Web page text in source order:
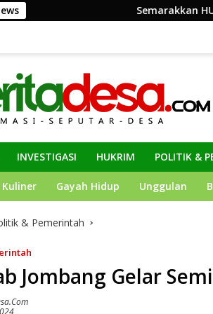
Semarakkan HUT ke-81 RI, Pemkab
INVESTIGASI HUKRIM POLITIK &
Kuliner Gayah Hidup Unggulan
& Pemerintah
Jombang Gelar